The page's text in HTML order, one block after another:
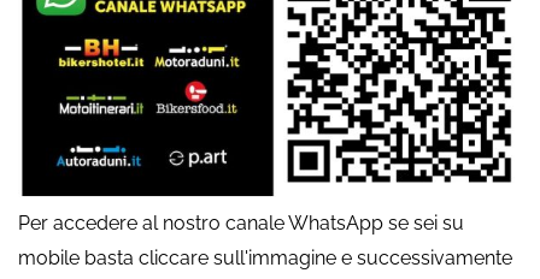
Per accedere al nostro canale WhatsApp se sei su
mobile basta cliccare sull'immagine e successivamente